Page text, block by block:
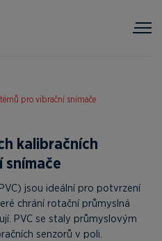
pro vibrační snímače
kalibračních
jsou ideální pro potvrzení
chrání rotační průmyslná
PVC se staly průmyslovým
senzorů v poli.